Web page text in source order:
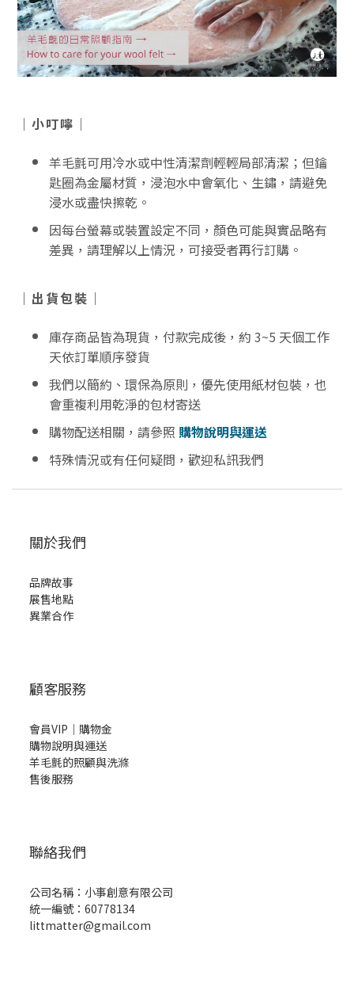
｜小叮嚀｜
羊毛氈可用冷水或中性清潔劑輕輕局部清潔；但鑰
匙圈為金屬材質，浸泡水中會氧化、生鏽，請避免
浸水或盡快擦乾。
因每台螢幕或裝置設定不同，顏色可能與實品略有
差異，請理解以上情況，可接受者再行訂購。
｜出貨包裝｜
庫存商品皆為現貨，付款完成後，約 3~5 天個工作
天依訂單順序發貨
我們以簡約、環保為原則，優先使用紙材包裝，也
會重複利用乾淨的包材寄送
購物配送相關，請參照 購物說明與運送
特殊情況或有任何疑問，歡迎私訊我們
關於我們
品牌故事
展售地點
異業合作
顧客服務
會員VIP｜購物金
購物說明與運送
羊毛氈的照顧與洗滌
售後服務
聯絡我們
公司名稱：小事創意有限公司
統一編號：60778134
littmatter@gmail.com